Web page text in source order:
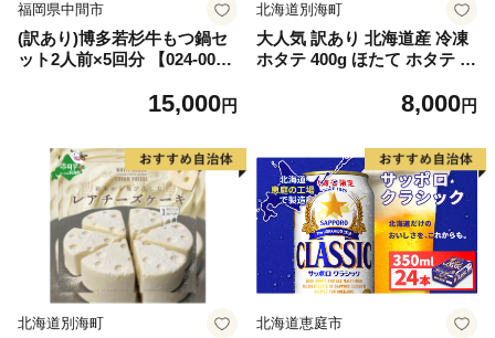
福岡県中間市
(訳あり)博多若杉牛もつ鍋セ
ット2人前×5回分 【024-002
15,000円
北海道別海町
大人気 訳あり 北海道産 冷凍
ホタテ 400g ほたて ホタテ 帆
8,000円
北海道別海町 北海道恵庭市